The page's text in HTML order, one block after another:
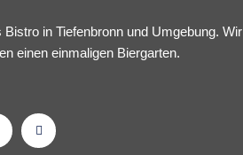
Bistro in Tiefenbronn und Umgebung. Wir
einen einmaligen Biergarten.